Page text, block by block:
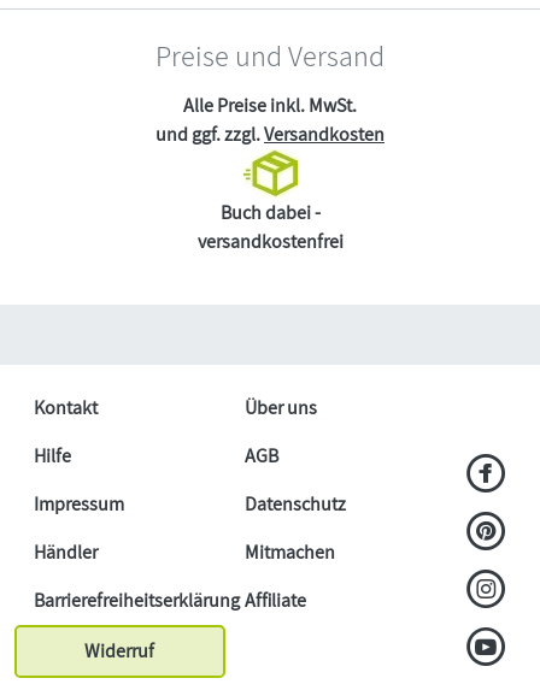
Preise und Versand
Alle Preise inkl. MwSt.
und ggf. zzgl.Versandkosten
Buch dabei -
versandkostenfrei
Kontakt
Über uns
Hilfe
AGB
Impressum
Datenschutz
Händler
Mitmachen
BarrierefreiheitserklärungAffiliate
Widerruf